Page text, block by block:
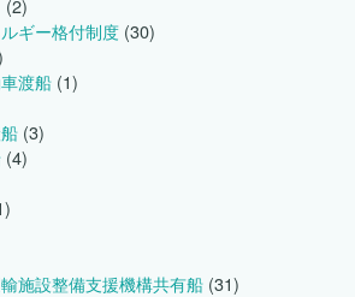
(2)
ギー格付制度 (30)
渡船 (1)
(3)
(4)
施設整備支援機構共有船 (31)